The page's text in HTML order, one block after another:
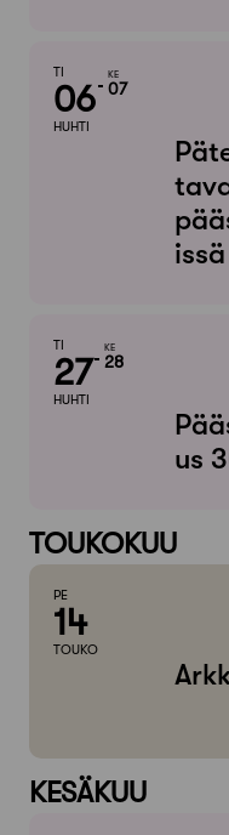
TI
06
HUHTI
KE
07
TI
27
HUHTI
KE
28
us
TOUKOKUU
PE
14
TOUKO
KESÄKUU